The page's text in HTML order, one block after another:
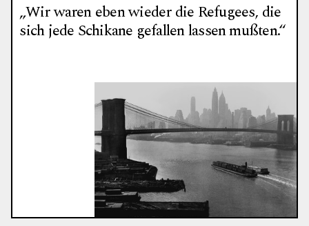
„Wir waren eben wieder die Refugees, die
sich jede Schikane gefallen lassen mußten.“